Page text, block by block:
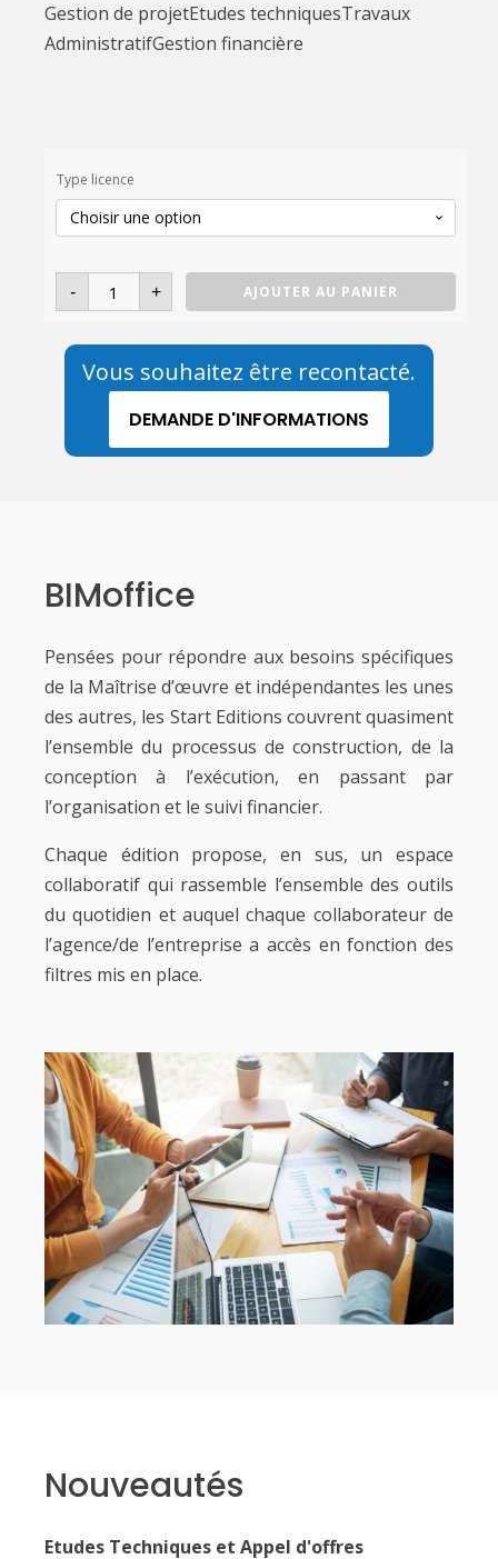
Gestion de projetEtudes techniquesTravaux
AdministratifGestion financière
Type licence
- quantité
BIMoffice
Editions
+ AJOUTER AU PANIER
Vous souhaitez être recontacté.
DEMANDE D'INFORMATIONS
BIMoffice
Pensées pour répondre aux besoins spécifiques
de la Maîtrise d’œuvre et indépendantes les unes
des autres, les Start Editions couvrent quasiment
l’ensemble du processus de construction, de la
conception à l’exécution, en passant par
l’organisation et le suivi financier.
Chaque édition propose, en sus, un espace
collaboratif qui rassemble l’ensemble des outils
du quotidien et auquel chaque collaborateur de
l’agence/de l’entreprise a accès en fonction des
filtres mis en place.
Nouveautés
Etudes Techniques et Appel d'offres